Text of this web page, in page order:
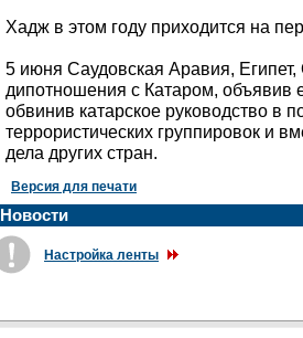
Хадж в этом году приходится на
5 июня Саудовская Аравия,
дипотношения с Катаром, объявив
обвинив катарское руководство в
террористических группировок и
дела других стран.
Версия для печати
Новости
Настройка ленты